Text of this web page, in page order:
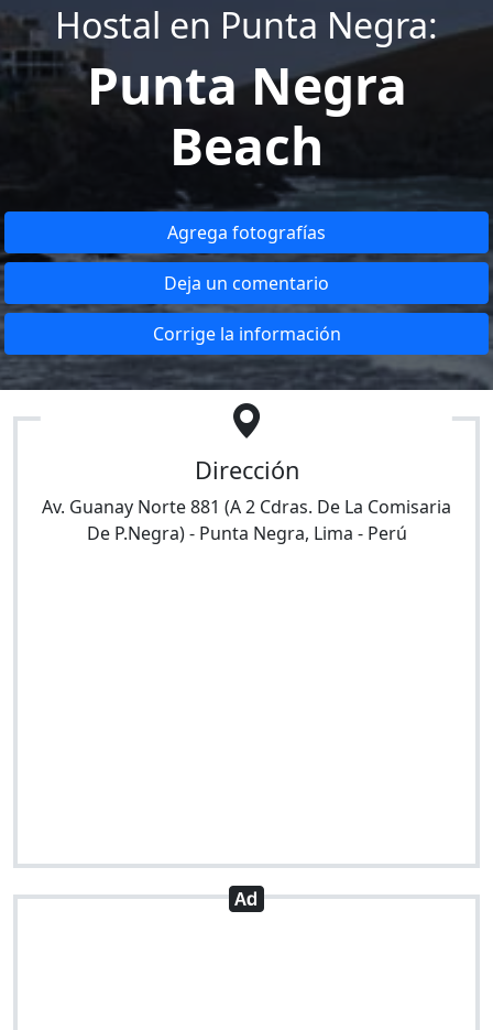
Hostal en Punta Negra:
Punta Negra
Beach
Agrega fotografías
Deja un comentario
Corrige la información
Dirección
Av. Guanay Norte 881 (A 2 Cdras. De La Comisaria
De P.Negra)- Punta Negra, Lima - Perú